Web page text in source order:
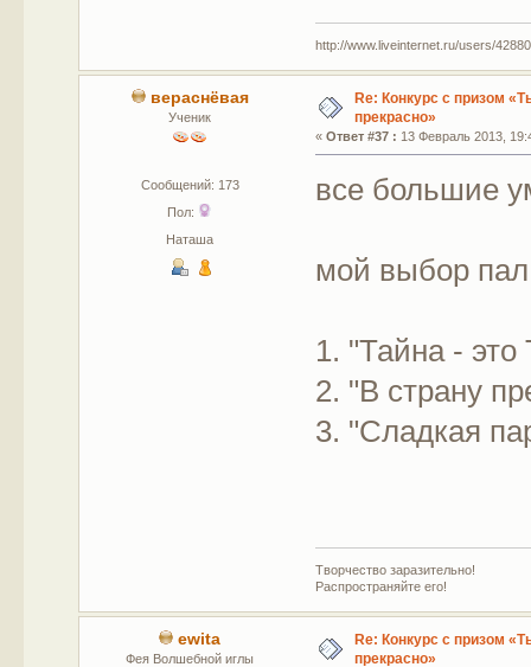
http://www.liveinternet.ru/users/
вераснёвая
Ученик
Сообщений: 173
Пол:
Наташа
Re: Конкурс с призом
прекрасно»
«Ответ #37 : 13 Февраль 2013,
все большие
мой выбор
1. "Тайна - это
2. "В страну
3. "Сладкая
Творчество заразительно!
Распространяйте его!
ewita
Фея Волшебной иглы
Re: Конкурс с призом
прекрасно»